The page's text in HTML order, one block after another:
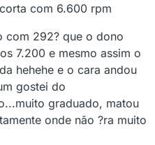
com 6.600 rpm
com 292? que o dono
7.200 e mesmo assim o
hehehe e o cara andou
gostei do
graduado, matou
onde não ?ra muito